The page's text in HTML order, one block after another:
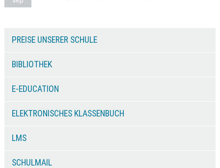
PREISE UNSERER SCHULE
BIBLIOTHEK
E-EDUCATION
ELEKTRONISCHES KLASSENBUCH
LMS
SCHULMAIL